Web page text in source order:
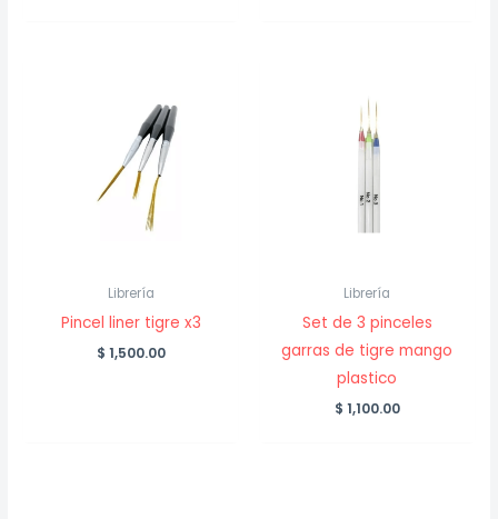
Librería
Pincel liner tigre x3
$ 1,500.00
Librería
Set de 3 pinceles
garras de tigre mango
plastico
$ 1,100.00